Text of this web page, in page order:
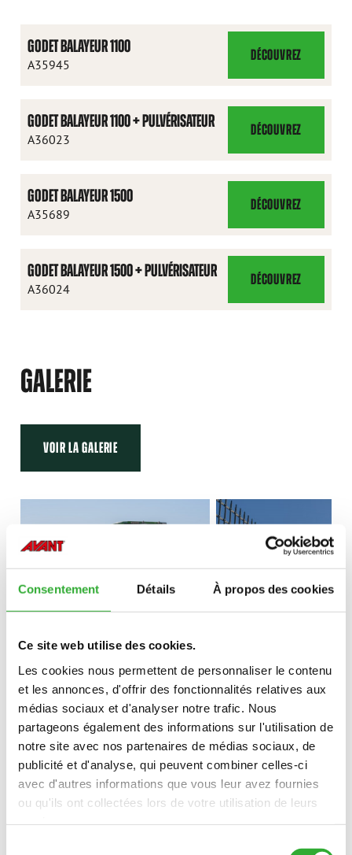
Consentement Détails À propos des cookies
Ce site web utilise des cookies.
Les cookies nous permettent de personnaliser le contenu
et les annonces, d'offrir des fonctionnalités relatives aux
médias sociaux et d'analyser notre trafic. Nous
partageons également des informations sur l'utilisation de
notre site avec nos partenaires de médias sociaux, de
publicité et d'analyse, qui peuvent combiner celles-ci
avec d'autres informations que vous leur avez fournies
ou qu'ils ont collectées lors de votre utilisation de leurs
GODET BALAYEUR 1100
A35945
DÉCOUVREZ
GODET
BALAYEUR
1100
GODET BALAYEUR 1100 + PULVÉRISATEUR
A36023
DÉCOUVREZ
GODET
BALAYEUR
1100
+
GODET BALAYEUR 1500
A35689
DÉCOUVREZ
GODET
BALAYEUR
1500
GODET BALAYEUR 1500 + PULVÉRISATEUR
A36024
DÉCOUVREZ
GODET
BALAYEUR
GALERIE
VOIR LA GALERIE